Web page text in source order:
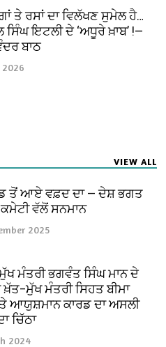
ਤੇ ਰਸਾਂ ਦਾ ਵਿਲੱਖਣ ਸੁਮੇਲ ਹੈ…
ਸਿੰਘ ਇਟਲੀ ਦੇ ‘ਅਧੂਰੇ ਖ਼ਾਬ’ !—
ਬਾਠ
2026
VIEW ALL
ਤੋਂ ਆਏ ਵਫ਼ਦ ਦਾ — ਦੇਸ਼ ਭਗਤ
ਵੱਲੋਂ ਸਨਮਾਨ
2025
ਮੰਤਰੀ ਭਗਵੰਤ ਸਿੰਘ ਮਾਨ ਦੇ
ਖ਼ੱਤ–ਮੁੱਖ ਮੰਤਰੀ ਸਿਹਤ ਬੀਮਾ
ਆਯੁਸ਼ਮਾਨ ਕਾਰਡ ਦਾ ਅਸਲੀ
ਚਿੱਠਾ
2024